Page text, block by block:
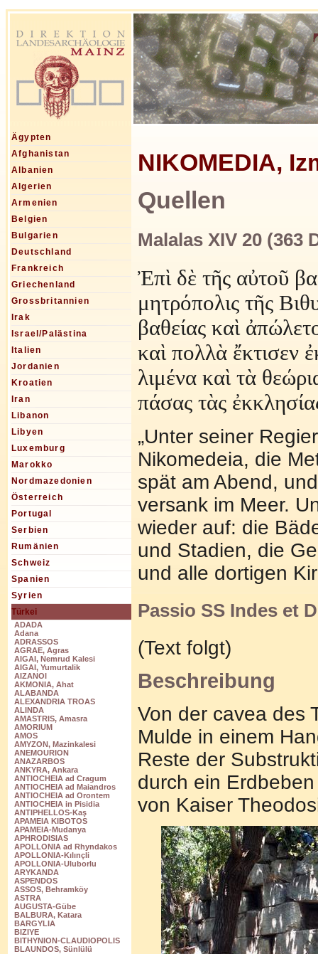
Ägypten
Afghanistan
Albanien
Algerien
Armenien
Belgien
Bulgarien
Deutschland
Frankreich
Griechenland
Grossbritannien
Irak
Israel/Palästina
Italien
Jordanien
Kroatien
Iran
Libanon
Libyen
Luxemburg
Marokko
Nordmazedonien
Österreich
Portugal
Serbien
Rumänien
Schweiz
Spanien
Syrien
Türkei
ADADA
Adana
ADRASSOS
AGRAE, Agras
AIGAI, Nemrud Kalesi
AIGAI, Yumurtalik
AIZANOI
AKMONIA, Ahat
ALABANDA
ALEXANDRIA TROAS
ALINDA
AMASTRIS, Amasra
AMORIUM
AMOS
AMYZON, Mazinkalesi
ANEMOURION
ANAZARBOS
ANKYRA, Ankara
ANTIOCHEIA ad Cragum
ANTIOCHEIA ad Maiandros
ANTIOCHEIA ad Orontem
ANTIOCHEIA in Pisidia
ANTIPHELLOS-Kaş
APAMEIA KIBOTOS
APAMEIA-Mudanya
APHRODISIAS
APOLLONIA ad Rhyndakos
APOLLONIA-Kılınçli
APOLLONIA-Uluborlu
ARYKANDA
ASPENDOS
ASSOS, Behramköy
ASTRA
AUGUSTA-Gübe
BALBURA, Katara
BARGYLIA
BIZIYE
BITHYNION-CLAUDIOPOLIS
BLAUNDOS, Sünlülü
NIKOMEDIA,
Quellen
Malalas XIV 20 (363
Ἐπὶ δὲ τῆς αὐτοῦ
μητρόπολις τῆς
βαθείας καὶ
καὶ πολλὰ ἔκτισεν
λιμένα καὶ τὰ
πάσας τὰς
„Unter seiner
Nikomedeia, die
spät am Abend,
versank im Meer.
wieder auf: die
und Stadien, die
und alle dortigen
Passio SS Indes et
(Text folgt)
Beschreibung
Von der cavea des
Mulde in einem
Reste der
durch ein
von Kaiser